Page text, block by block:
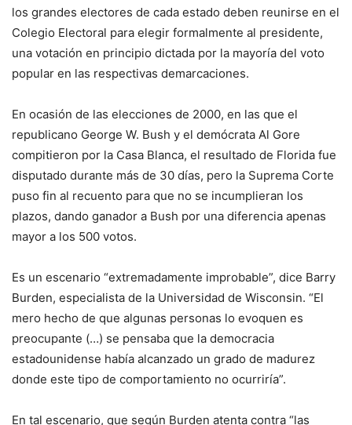
los grandes electores de cada estado deben reunirse en el
Colegio Electoral para elegir formalmente al presidente,
una votación en principio dictada por la mayoría del voto
popular en las respectivas demarcaciones.
En ocasión de las elecciones de 2000, en las que el
republicano George W. Bush y el demócrata Al Gore
compitieron por la Casa Blanca, el resultado de Florida fue
disputado durante más de 30 días, pero la Suprema Corte
puso fin al recuento para que no se incumplieran los
plazos, dando ganador a Bush por una diferencia apenas
mayor a los 500 votos.
Es un escenario “extremadamente improbable”, dice Barry
Burden, especialista de la Universidad de Wisconsin. “El
mero hecho de que algunas personas lo evoquen es
preocupante (…) se pensaba que la democracia
estadounidense había alcanzado un grado de madurez
donde este tipo de comportamiento no ocurriría”.
En tal escenario, que según Burden atenta contra “las